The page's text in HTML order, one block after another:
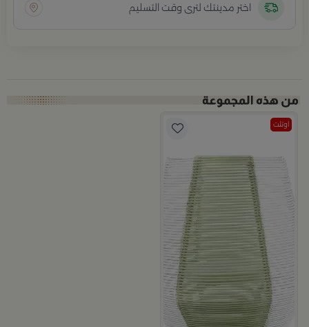
اختر مدينتك لترى وقت التسليم
اوتلت